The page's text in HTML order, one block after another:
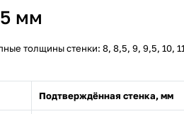
мм
толщины стенки: 8, 8,5, 9, 9,5, 10,
Подтверждённая стенка, мм